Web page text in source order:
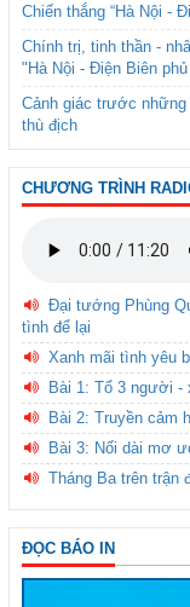
Chiến thắng “Hà Nội -
Chính trị, tinh thần -
"Hà Nội - Điện Biên
Cảnh giác trước những
thù địch
CHƯƠNG TRÌNH
Đại tướng Phùng
tình để lại
Xanh mãi tình yêu
Bài 1: Tổ 3 người -
Bài 2: Truyền cảm
Bài 3: Nối dài mơ
Tháng Ba trên trận
ĐỌC BÁO IN